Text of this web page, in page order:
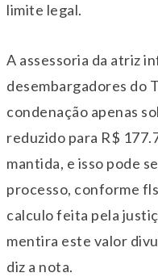
limite legal.
A assessoria da atriz
desembargadores do
condenação apenas
reduzido para R$
mantida, e isso pode
processo, conforme
calculo feita pela
mentira este valor
diz a nota.